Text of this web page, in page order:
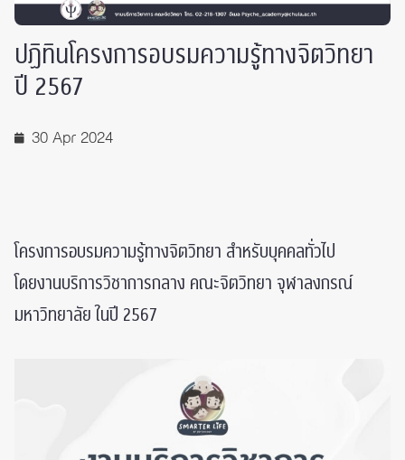
ปฏิทินโครงการอบรมความรู้ทางจิตวิทยา
ปี 2567
30 Apr 2024
โครงการอบรมความรู้ทางจิตวิทยา สำหรับบุคคลทั่วไป
โดยงานบริการวิชาการกลาง คณะจิตวิทยา จุฬาลงกรณ์
มหาวิทยาลัย ในปี 2567